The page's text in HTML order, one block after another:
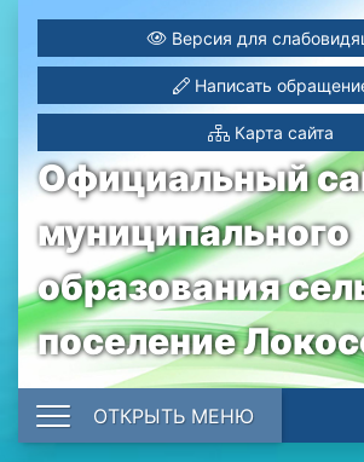
Официальный
муниципального
образования
поселение
Версия для
Написать
Карта сайта
ОТКРЫТЬ МЕНЮ